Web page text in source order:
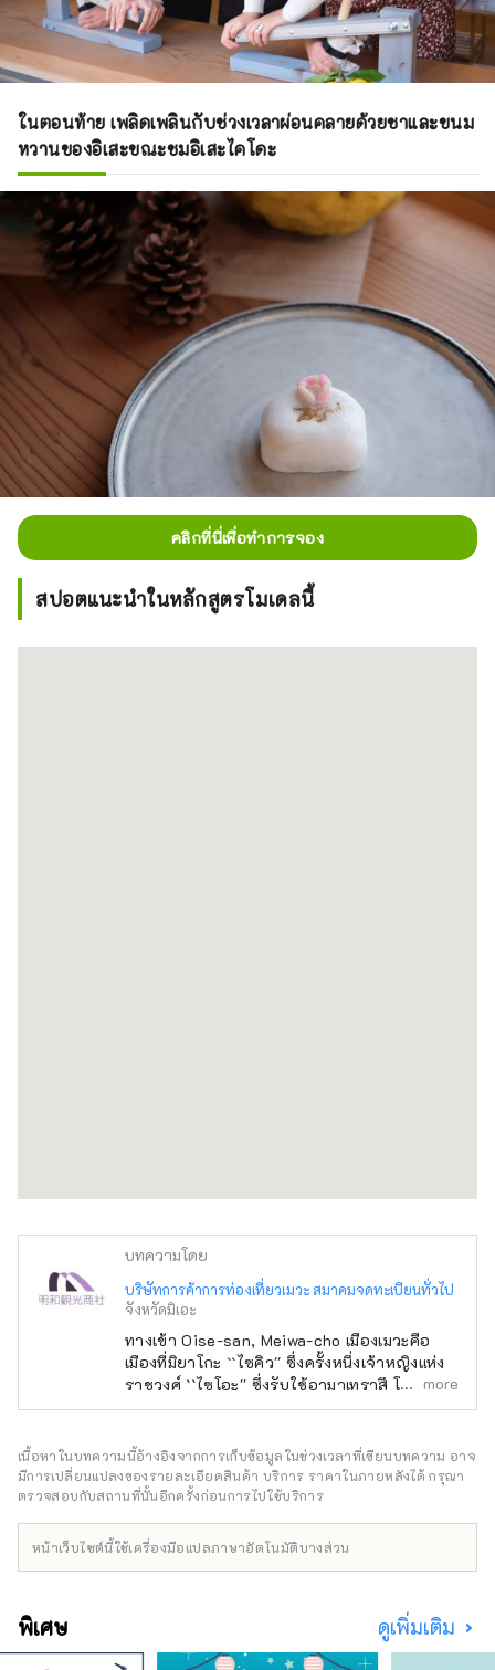
ในตอนท้าย เพลิดเพลินกับช่วงเวลาผ่อนคลายด้วยชาและขนม
หวานของอิเสะขณะชมอิเสะไคโดะ
คลิกที่นี่เพื่อทำการจอง
สปอตแนะนำในหลักสูตรโมเดลนี้
บทความโดย
บริษัทการค้าการท่องเที่ยวเมวะ สมาคมจดทะเบียนทั่วไป
จังหวัดมิเอะ
ทางเข้า Oise-san, Meiwa-cho เมืองเมวะคือ
เมืองที่มิยาโกะ ``ไซคิว'' ซึ่งครั้งหนึ่งเจ้าหญิงแห่ง
ราชวงศ์ ``ไซโอะ'' ซึ่งรับใช้อามาเทราสึ โอมิคามิ
ณ ศาลเจ้าใหญ่อิเสะแทนจักรพรรดิเคยอาศัยอยู่
more
เนื้อหาในบทความนี้อ้างอิงจากการเก็บข้อมูลในช่วงเวลาที่เขียนบทความ อาจ
มีการเปลี่ยนแปลงของรายละเอียดสินค้า บริการ ราคาในภายหลังได้ กรุณา
ตรวจสอบกับสถานที่นั้นอีกครั้งก่อนการไปใช้บริการ
หน้าเว็บไซต์นี้ใช้เครื่องมือแปลภาษาอัตโนมัติบางส่วน
พิเศษ ดูเพิ่มเติม